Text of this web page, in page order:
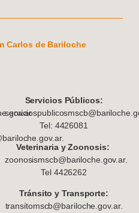
Carlos de Bariloche
Servicios Públicos:
Tel: 4426081
Veterinaria y Zoonosis:
zoonosismscb@bariloche.gov.ar.
Tel 4426262
Tránsito y Transporte:
transitomscb@bariloche.gov.ar.